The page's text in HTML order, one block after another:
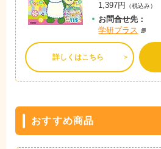
1,397円
（税込み）
お問合せ先：
学研プラス
詳しくはこちら
おすすめ商品